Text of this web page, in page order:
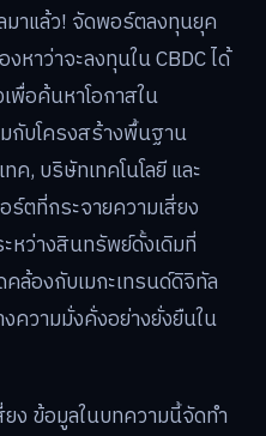
มาแล้ว! จัดพอร์ตลงทุนยุค
หาว่าจะลงทุนใน CBDC ได้
พื่อค้นหาโอกาสใน
กับโครงสร้างพื้นฐาน
ค, บริษัทเทคโนโลยี และ
ตที่กระจายความเสี่ยง
หว่างสินทรัพย์ดั้งเดิมที่
ล้องกับเมกะเทรนด์ดิจิทัล
วามมั่งคั่งอย่างยั่งยืนใน
ง ข้อมูลในบทความนี้จัดทำ